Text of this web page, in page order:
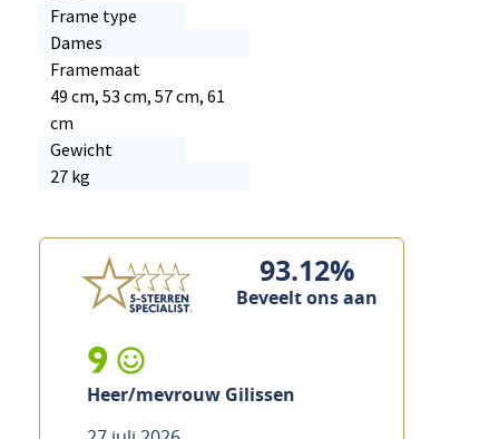
Frame type
Dames
Framemaat
49 cm, 53 cm, 57 cm, 61
cm
Gewicht
27 kg
93.12%
Beveelt ons aan
Mevrouw Ramakers